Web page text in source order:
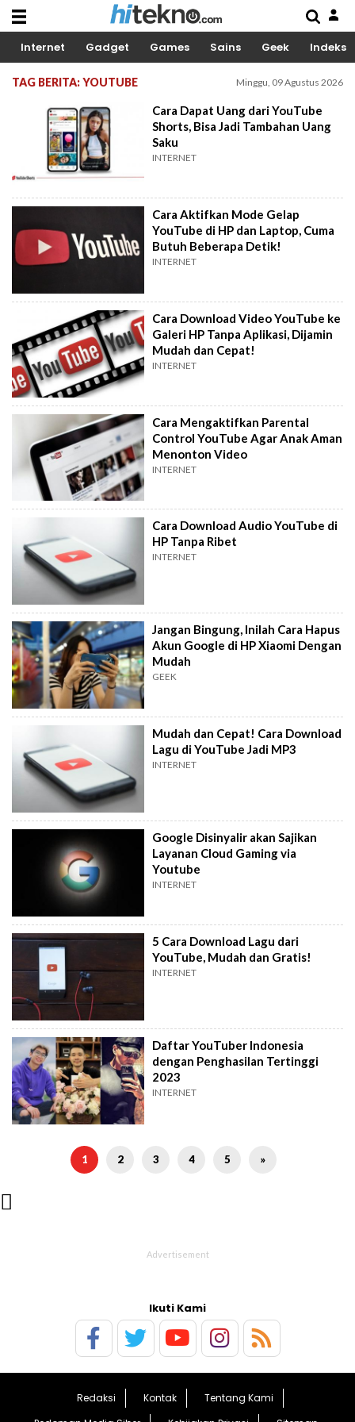
Internet Gadget Games Sains Geek Indeks
TAG BERITA: YOUTUBE Minggu, 09 Agustus 2026
Cara Dapat Uang dari YouTube
Shorts, Bisa Jadi Tambahan Uang
Saku
INTERNET
Cara Aktifkan Mode Gelap
YouTube di HP dan Laptop, Cuma
Butuh Beberapa Detik!
INTERNET
Cara Download Video YouTube ke
Galeri HP Tanpa Aplikasi, Dijamin
Mudah dan Cepat!
INTERNET
Cara Mengaktifkan Parental
Control YouTube Agar Anak Aman
Menonton Video
INTERNET
Cara Download Audio YouTube di
HP Tanpa Ribet
INTERNET
Jangan Bingung, Inilah Cara Hapus
Akun Google di HP Xiaomi Dengan
Mudah
GEEK
Mudah dan Cepat! Cara Download
Lagu di YouTube Jadi MP3
INTERNET
Google Disinyalir akan Sajikan
Layanan Cloud Gaming via
Youtube
INTERNET
5 Cara Download Lagu dari
YouTube, Mudah dan Gratis!
INTERNET
Daftar YouTuber Indonesia
dengan Penghasilan Tertinggi
2023
INTERNET
1 2 3 4 5 »

Ikuti Kami
Redaksi Kontak
Tentang Kami